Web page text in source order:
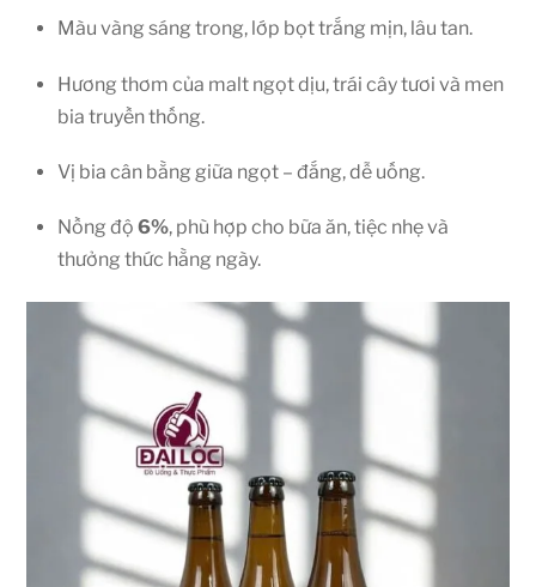
Màu vàng sáng trong, lớp bọt trắng mịn, lâu tan.
Hương thơm của malt ngọt dịu, trái cây tươi và men
bia truyền thống.
Vị bia cân bằng giữa ngọt – đắng, dễ uống.
Nồng độ 6%, phù hợp cho bữa ăn, tiệc nhẹ và
thưởng thức hằng ngày.